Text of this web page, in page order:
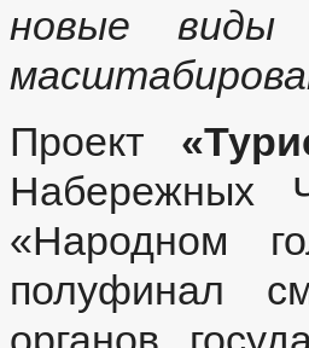
новые
Проект
Набережных
«Народном
полуфинал